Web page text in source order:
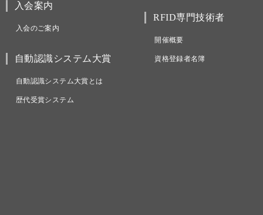
入会案内
入会のご案内
自動認識システム大賞
自動認識システム大賞とは
歴代受賞システム
RFID専門技術者
開催概要
資格登録者名簿